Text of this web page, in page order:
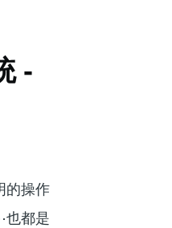
-
的操作
也都是